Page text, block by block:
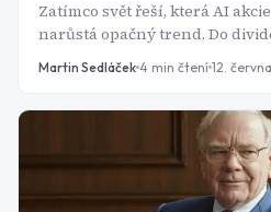
Zatímco svět řeší, která AI
narůstá opačný trend. Do
nejvíc peněz za čtyři roky a
Martin Sedláček 4 min čtení 12. června